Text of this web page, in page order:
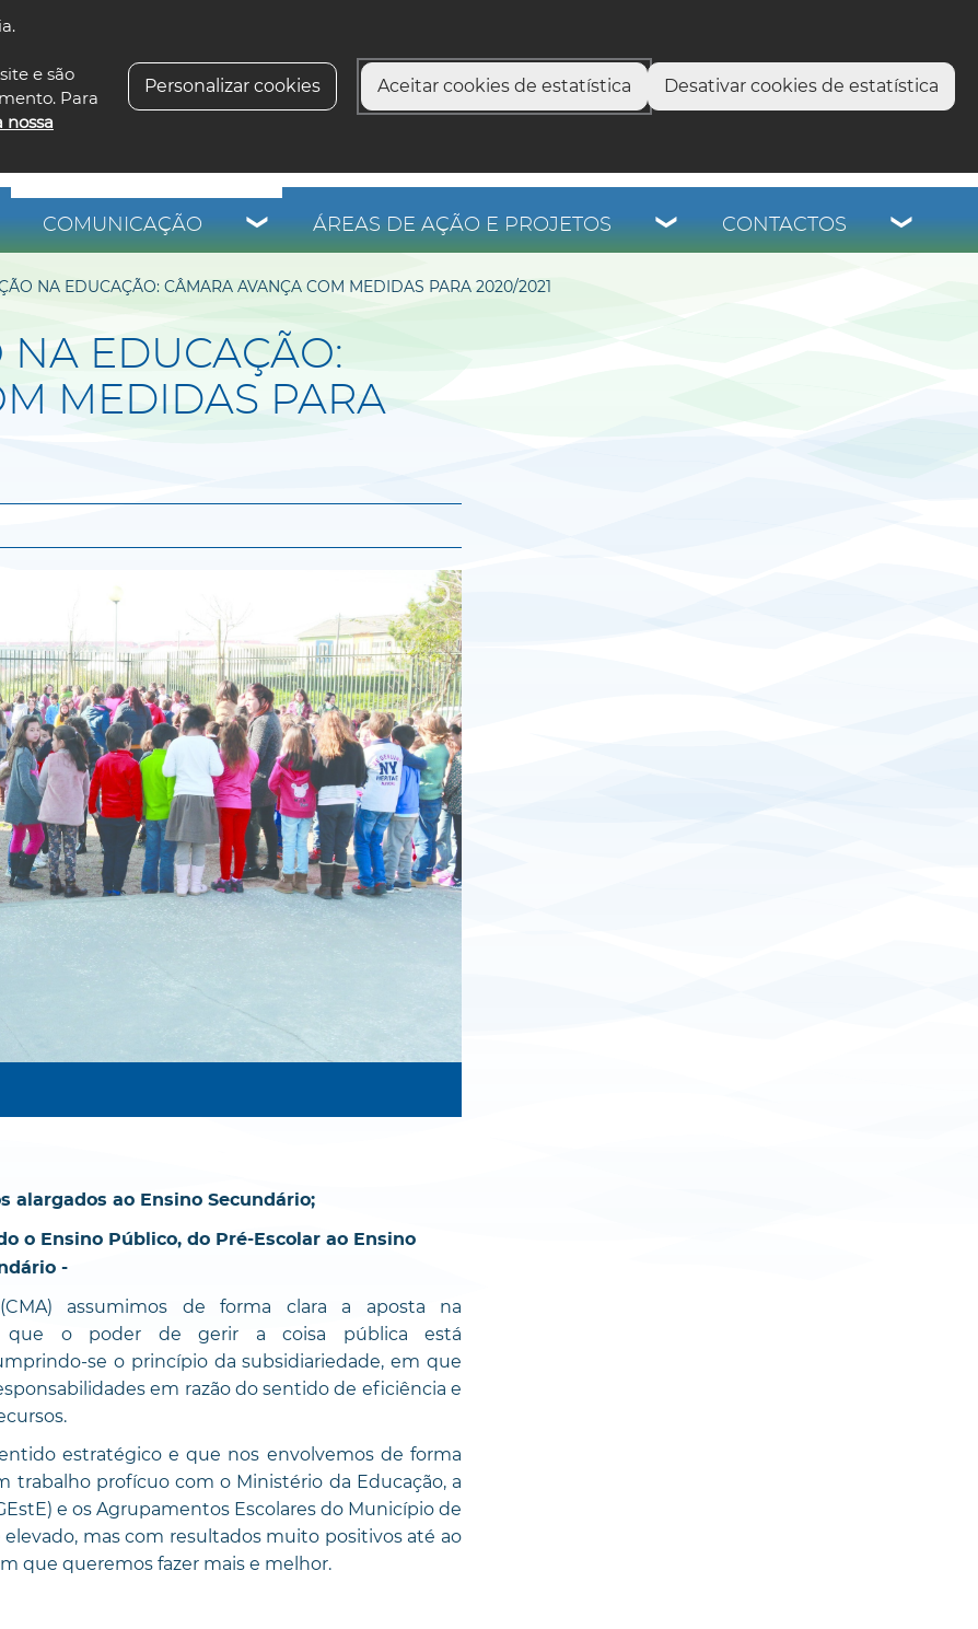
e são
Para
nossa
Personalizar cookies Aceitar cookies de estatística Desativar cookies de estatística
COMUNICAÇÃO ÁREAS DE AÇÃO E PROJETOS CONTACTOS
NA EDUCAÇÃO: CÂMARA AVANÇA COM MEDIDAS PARA 2020/2021
NA EDUCAÇÃO:
MEDIDAS PARA
alargados ao Ensino Secundário;
o Ensino Público, do Pré-Escolar ao Ensino
-
assumimos de forma clara a aposta na
que o poder de gerir a coisa pública está
se o princípio da subsidiariedade, em que
em razão do sentido de eficiência e
estratégico e que nos envolvemos de forma
trabalho profícuo com o Ministério da Educação, a
e os Agrupamentos Escolares do Município de
mas com resultados muito positivos até ao
que queremos fazer mais e melhor.